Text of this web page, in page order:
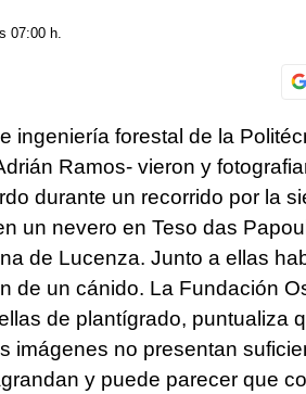
07:00 h.
ingeniería forestal de la
Ramos- vieron y
durante un recorrido por la
un nevero en Teso das
de Lucenza. Junto a ellas
de un cánido. La Fundación
de plantígrado, puntualiza
imágenes no presentan
y puede parecer que